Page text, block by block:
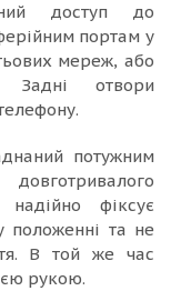
доступ до
портам у
мереж, або
Задні отвори
потужним
фіксує
положенні та не
В той же час
рукою.